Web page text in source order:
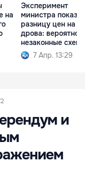
на
Эксперимент
министра показал
разницу цен на
дрова: вероятно,
незаконные
7 Апр. 13:29
и